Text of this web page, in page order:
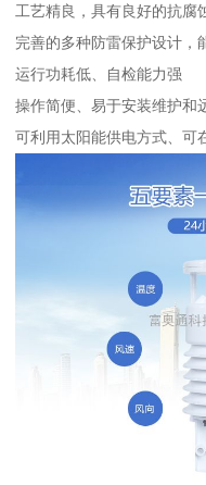
工艺精良，具有良好的抗腐
完善的多种防雷保护设计，
运行功耗低、自检能力强
操作简便、易于安装维护和
可利用太阳能供电方式、可